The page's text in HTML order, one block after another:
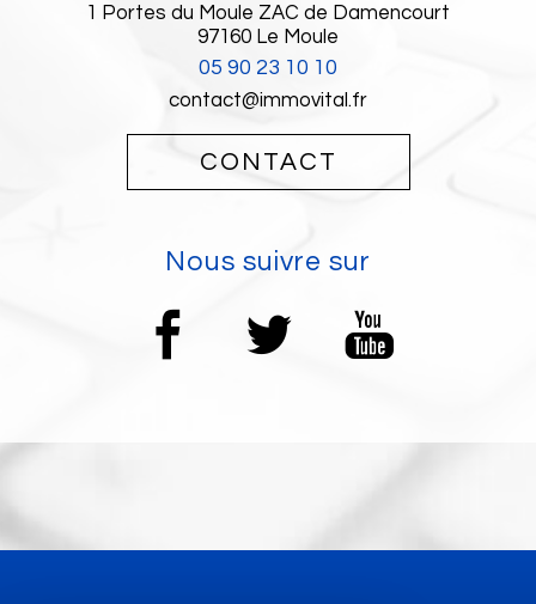
1 Portes du Moule ZAC de Damencourt
97160 Le Moule
05 90 23 10 10
contact@immovital.fr
CONTACT
nous suivre sur